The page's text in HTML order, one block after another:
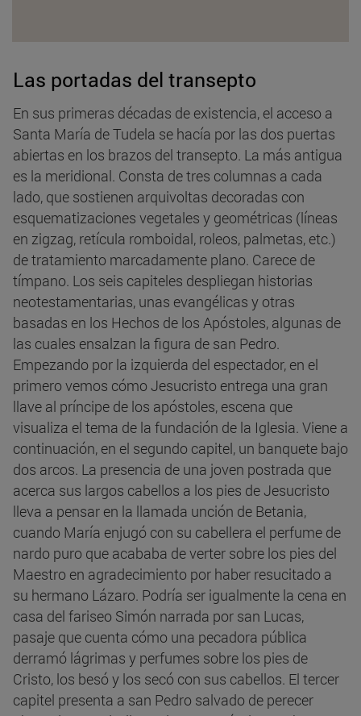
Las portadas del transepto
En sus primeras décadas de existencia, el acceso a
Santa María de Tudela se hacía por las dos puertas
abiertas en los brazos del transepto. La más antigua
es la meridional. Consta de tres columnas a cada
lado, que sostienen arquivoltas decoradas con
esquematizaciones vegetales y geométricas (líneas
en zigzag, retícula romboidal, roleos, palmetas, etc.)
de tratamiento marcadamente plano. Carece de
tímpano. Los seis capiteles despliegan historias
neotestamentarias, unas evangélicas y otras
basadas en los Hechos de los Apóstoles, algunas de
las cuales ensalzan la figura de san Pedro.
Empezando por la izquierda del espectador, en el
primero vemos cómo Jesucristo entrega una gran
llave al príncipe de los apóstoles, escena que
visualiza el tema de la fundación de la Iglesia. Viene a
continuación, en el segundo capitel, un banquete bajo
dos arcos. La presencia de una joven postrada que
acerca sus largos cabellos a los pies de Jesucristo
lleva a pensar en la llamada unción de Betania,
cuando María enjugó con su cabellera el perfume de
nardo puro que acababa de verter sobre los pies del
Maestro en agradecimiento por haber resucitado a
su hermano Lázaro. Podría ser igualmente la cena en
casa del fariseo Simón narrada por san Lucas,
pasaje que cuenta cómo una pecadora pública
derramó lágrimas y perfumes sobre los pies de
Cristo, los besó y los secó con sus cabellos. El tercer
capitel presenta a san Pedro salvado de perecer